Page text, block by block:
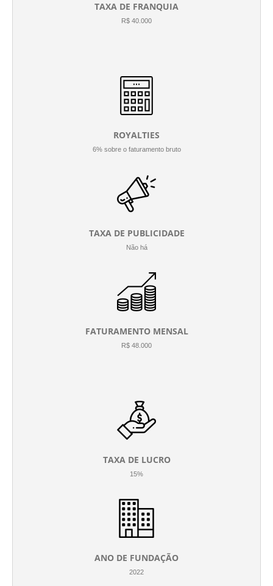
TAXA DE FRANQUIA
R$ 40.000
ROYALTIES
6% sobre o faturamento bruto
TAXA DE PUBLICIDADE
Não há
FATURAMENTO MENSAL
R$ 48.000
TAXA DE LUCRO
15%
ANO DE FUNDAÇÃO
2022